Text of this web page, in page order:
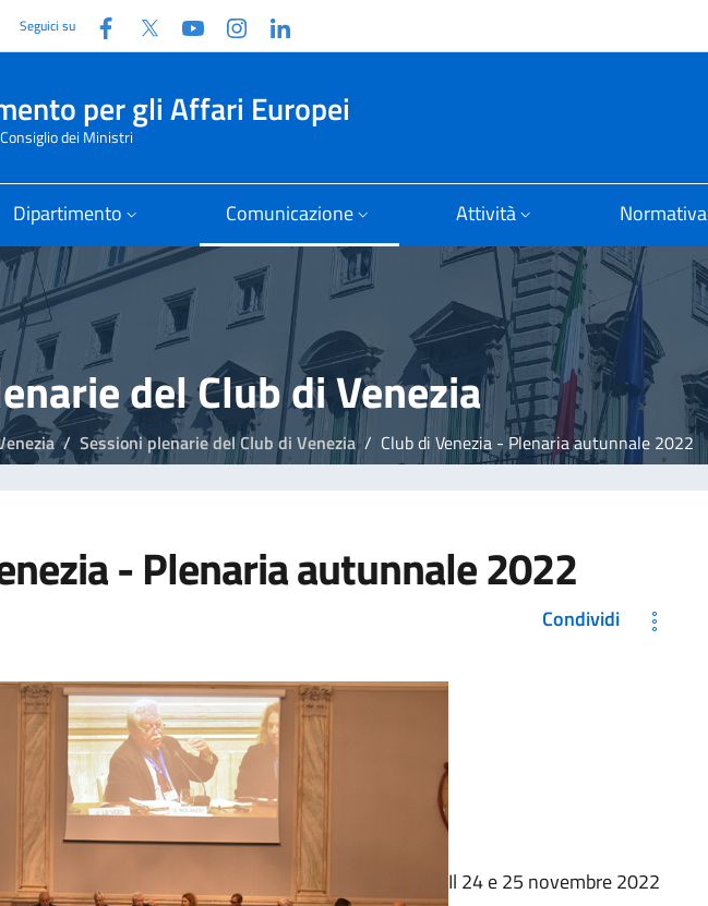
Seguici su Facebook
Twitter YouTubeInstagram
per gli Affari Europei
dei Ministri
Dipartimento Comunicazione Attività Normativa
del Club di Venezia
Sessioni plenarie del Club di Venezia Club di Venezia - Plenaria autunnale 2022
- Plenaria autunnale 2022
Condividi
Il 24 e 25 novembre 2022